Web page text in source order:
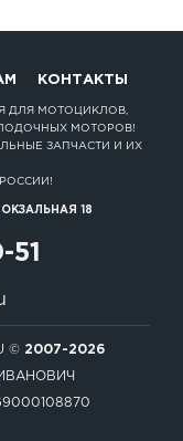
КОНТАКТЫ
ДЛЯ МОТОЦИКЛОВ,
МОТОРОВ!
ЗАПЧАСТИ И ИХ
18
© 2007-2026